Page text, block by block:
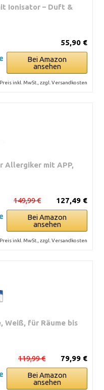
Ionisator – Duft &
55,90 €
Bei Amazon
ansehen
Preis inkl. MwSt., zzgl. Versandkosten
Allergiker mit APP,
127,49 €
149,99 €
Bei Amazon
ansehen
Preis inkl. MwSt., zzgl. Versandkosten
Weiß, für Räume bis
79,99 €
119,99 €
Bei Amazon
ansehen